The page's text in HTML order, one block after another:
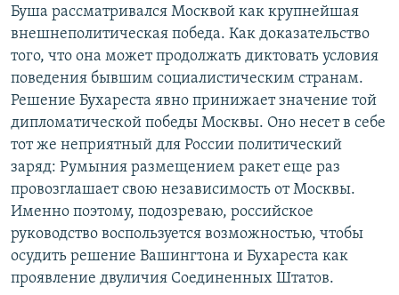
Буша рассматривался Москвой как крупнейшая
внешнеполитическая победа. Как доказательство
того, что она может продолжать диктовать условия
поведения бывшим социалистическим странам.
Решение Бухареста явно принижает значение той
дипломатической победы Москвы. Оно несет в себе
тот же неприятный для России политический
заряд: Румыния размещением ракет еще раз
провозглашает свою независимость от Москвы.
Именно поэтому, подозреваю, российское
руководство воспользуется возможностью, чтобы
осудить решение Вашингтона и Бухареста как
проявление двуличия Соединенных Штатов.